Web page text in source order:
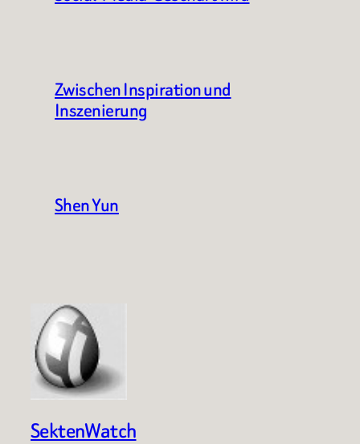
Zwischen Inspiration und
Inszenierung
Shen Yun
SektenWatch